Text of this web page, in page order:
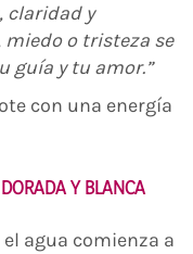
claridad y
o tristeza se
guía y tu amor.”
con una energía
Y BLANCA
agua comienza a